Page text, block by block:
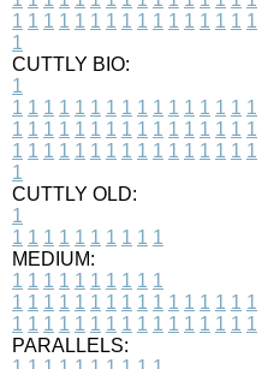
1 1 1 1 1 1 1 1 1 1 1 1 1 1 1 1
1
CUTTLY BIO:
1
1 1 1 1 1 1 1 1 1 1 1 1 1 1 1 1
1 1 1 1 1 1 1 1 1 1 1 1 1 1 1 1
1 1 1 1 1 1 1 1 1 1 1 1 1 1 1 1
1
CUTTLY OLD:
1
1 1 1 1 1 1 1 1 1 1
MEDIUM:
1 1 1 1 1 1 1 1 1 1
1 1 1 1 1 1 1 1 1 1 1 1 1 1 1 1
1 1 1 1 1 1 1 1 1 1 1 1 1 1 1 1
PARALLELS: